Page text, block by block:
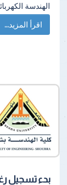
الهندسة
اقرأ المزيد...
بدء تسجيل